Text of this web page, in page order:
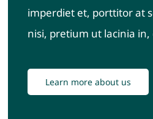
Badania i zasoby
Osoby
imperdiet et, porttitor at
nisi, pretium ut lacinia
Learn more about us